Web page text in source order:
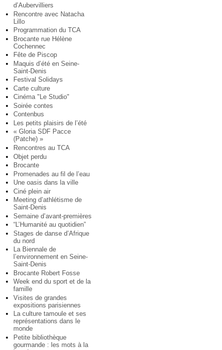
d’Aubervilliers
Rencontre avec Natacha
Lillo
Programmation du TCA
Brocante rue Hélène
Cochennec
Fête de Piscop
Maquis d’été en Seine-
Saint-Denis
Festival Solidays
Carte culture
Cinéma "Le Studio"
Soirée contes
Contenbus
Les petits plaisirs de l’été
« Gloria SDF Pacce
(Patche) »
Rencontres au TCA
Objet perdu
Brocante
Promenades au fil de l’eau
Une oasis dans la ville
Ciné plein air
Meeting d’athlétisme de
Saint-Denis
Semaine d’avant-premières
“L’Humanité au quotidien”
Stages de danse d’Afrique
du nord
La Biennale de
l’environnement en Seine-
Saint-Denis
Brocante Robert Fosse
Week end du sport et de la
famille
Visites de grandes
expositions parisiennes
La culture tamoule et ses
représentations dans le
monde
Petite bibliothèque
gourmande : les mots à la